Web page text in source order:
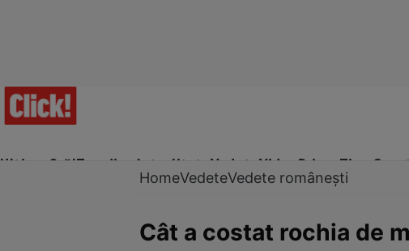
Ultima Oră!Trending Actualitate Vedete Video Prime Time Sport
HomeVedeteVedete românești
Cât a costat rochia de